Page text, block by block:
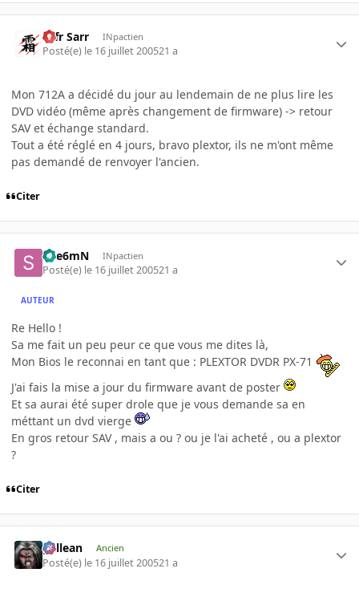
Ulfr Sarr INpactien
Posté(e) le 16 juillet 200521 a
Mon 712A a décidé du jour au lendemain de ne plus lire les
DVD vidéo (même après changement de firmware) -> retour
SAV et échange standard.
Tout a été réglé en 4 jours, bravo plextor, ils ne m'ont même
pas demandé de renvoyer l'ancien.
Citer
Spe6mN INpactien
Posté(e) le 16 juillet 200521 a
AUTEUR
Re Hello !
Sa me fait un peu peur ce que vous me dites là,
Mon Bios le reconnai en tant que : PLEXTOR DVDR PX-71
J'ai fais la mise a jour du firmware avant de poster
Et sa aurai été super drole que je vous demande sa en
méttant un dvd vierge
En gros retour SAV , mais a ou ? ou je l'ai acheté , ou a plextor
?
Citer
gallean Ancien
Posté(e) le 16 juillet 200521 a